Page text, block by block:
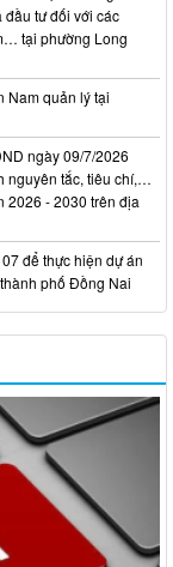
tư đối với các
tại phường Long
Nam quản lý tại
ngày 09/7/2026
nguyên tắc, tiêu chí,…
2026 - 2030 trên địa
để thực hiện dự án
phố Đồng Nai